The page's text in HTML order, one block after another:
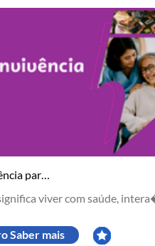
viver com saúde,
Saber mais